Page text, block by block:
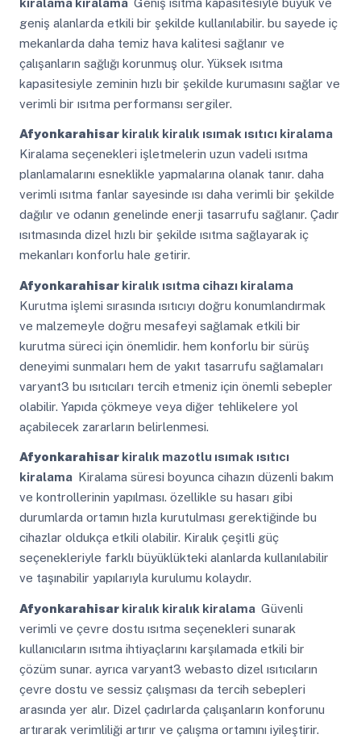
geniş alanlarda etkili bir şekilde kullanılabilir. bu sayede iç
mekanlarda daha temiz hava kalitesi sağlanır ve
çalışanların sağlığı korunmuş olur. Yüksek ısıtma
kapasitesiyle zeminin hızlı bir şekilde kurumasını sağlar ve
verimli bir ısıtma performansı sergiler.
Afyonkarahisarkiralık kiralık ısımak ısıtıcı kiralama
Kiralama seçenekleri işletmelerin uzun vadeli ısıtma
planlamalarını esneklikle yapmalarına olanak tanır. daha
verimli ısıtma fanlar sayesinde ısı daha verimli bir şekilde
dağılır ve odanın genelinde enerji tasarrufu sağlanır. Çadır
ısıtmasında dizel hızlı bir şekilde ısıtma sağlayarak iç
mekanları konforlu hale getirir.
Afyonkarahisarkiralık ısıtma cihazı kiralama
Kurutma işlemi sırasında ısıtıcıyı doğru konumlandırmak
ve malzemeyle doğru mesafeyi sağlamak etkili bir
kurutma süreci için önemlidir. hem konforlu bir sürüş
deneyimi sunmaları hem de yakıt tasarrufu sağlamaları
varyant3 bu ısıtıcıları tercih etmeniz için önemli sebepler
olabilir. Yapıda çökmeye veya diğer tehlikelere yol
açabilecek zararların belirlenmesi.
Afyonkarahisarkiralık mazotlu ısımak ısıtıcı
kiralama Kiralama süresi boyunca cihazın düzenli bakım
ve kontrollerinin yapılması. özellikle su hasarı gibi
durumlarda ortamın hızla kurutulması gerektiğinde bu
cihazlar oldukça etkili olabilir. Kiralık çeşitli güç
seçenekleriyle farklı büyüklükteki alanlarda kullanılabilir
ve taşınabilir yapılarıyla kurulumu kolaydır.
Afyonkarahisarkiralık kiralık kiralama Güvenli
verimli ve çevre dostu ısıtma seçenekleri sunarak
kullanıcıların ısıtma ihtiyaçlarını karşılamada etkili bir
çözüm sunar. ayrıca varyant3 webasto dizel ısıtıcıların
çevre dostu ve sessiz çalışması da tercih sebepleri
arasında yer alır. Dizel çadırlarda çalışanların konforunu
artırarak verimliliği artırır ve çalışma ortamını iyileştirir.